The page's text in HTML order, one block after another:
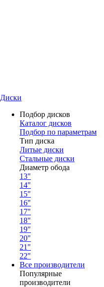
Диски
Подбор дисков
Каталог дисков
Подбор по параметрам
Тип диска
Литые диски
Стальные диски
Диаметр обода
13"
14"
15"
16"
17"
18"
19"
20"
21"
22"
Все производители
Популярные
производители